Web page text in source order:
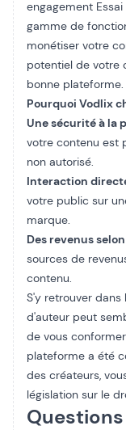
engagement
gamme de
monétiser votre
potentiel de votre
bonne plateforme.
Pourquoi Vodlix
Une sécurité à la
votre contenu est
non autorisé.
Interaction
votre public sur
marque.
Des revenus
sources de
contenu.
S'y retrouver
d'auteur peut
de vous
plateforme a été
des créateurs,
législation sur le